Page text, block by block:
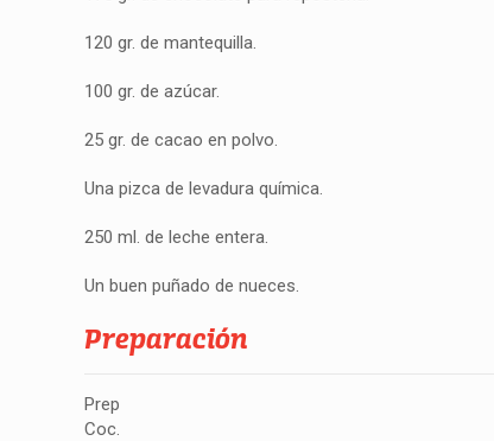
120 gr. de mantequilla.
100 gr. de azúcar.
25 gr. de cacao en polvo.
Una pizca de levadura química.
250 ml. de leche entera.
Un buen puñado de nueces.
Preparación
Prep
Coc.